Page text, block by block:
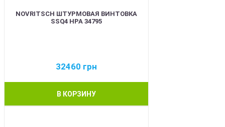
NOVRITSCH ШТУРМОВАЯ ВИНТОВКА
SSQ4 HPA 34795
32460 грн
В КОРЗИНУ